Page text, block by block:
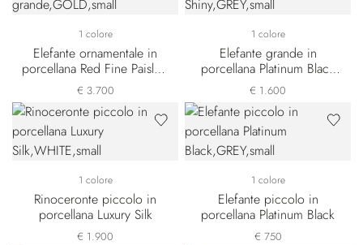
1 colore
Elefante ornamentale in
porcellana Red Fine Paisley,
grande
€ 3.700
1 colore
Elefante grande in
porcellana Platinum Black
Shiny
€ 1.600
1 colore
Rinoceronte piccolo in
porcellana Luxury Silk
€ 1.900
1 colore
Elefante piccolo in
porcellana Platinum Black
€ 750